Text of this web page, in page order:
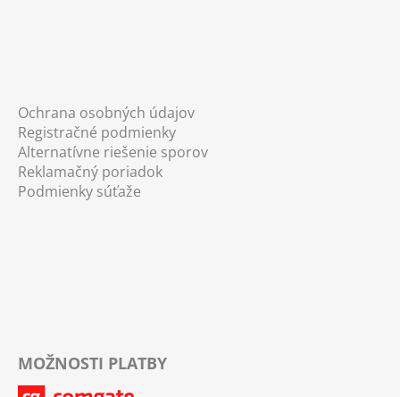
Ochrana osobných údajov
Registračné podmienky
Alternatívne riešenie sporov
Reklamačný poriadok
Podmienky súťaže
MOŽNOSTI PLATBY